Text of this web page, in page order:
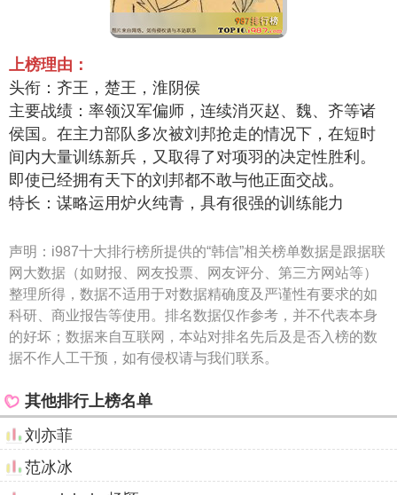
上榜理由：
头衔：齐王，楚王，淮阴侯
主要战绩：率领汉军偏师，连续消灭赵、魏、齐等诸
侯国。在主力部队多次被刘邦抢走的情况下，在短时
间内大量训练新兵，又取得了对项羽的决定性胜利。
即使已经拥有天下的刘邦都不敢与他正面交战。
特长：谋略运用炉火纯青，具有很强的训练能力
声明： i987十大排行榜所提供的“韩信”相关榜单数据是跟据联
网大数据（如财报、网友投票、网友评分、第三方网站等）
整理所得，数据不适用于对数据精确度及严谨性有要求的如
科研、商业报告等使用。排名数据仅作参考，并不代表本身
的好坏；数据来自互联网，本站对排名先后及是否入榜的数
据不作人工干预，如有侵权请与我们联系。
其他排行上榜名单
刘亦菲
范冰冰